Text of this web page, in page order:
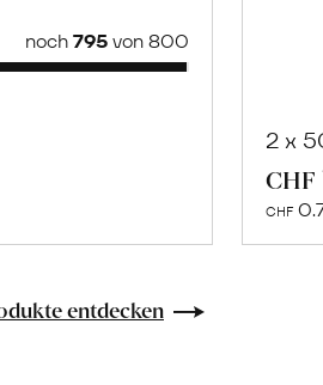
noch795von 800
2 x
CHF
CHF
entdecken